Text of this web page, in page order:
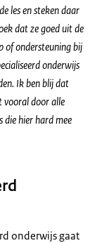
les en steken daar
dat ze goed uit de
of ondersteuning bij
onderwijs
Ik ben blij dat
vooral door alle
die hier hard mee
onderwijs gaat